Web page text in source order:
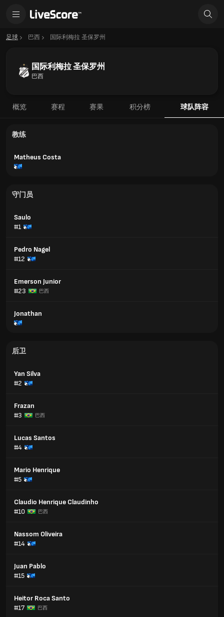
足球 巴西 国际利梅拉 圣保罗州
国际利梅拉 圣保罗州
巴西
概览 赛程 赛果 积分榜 球队阵容
教练
Matheus Costa
守门员
Saulo
#1
Pedro Nagel
#12
Emerson Junior
#23
巴西
Jonathan
后卫
Yan Silva
#2
Frazan
#3
巴西
Lucas Santos
#4
Mario Henrique
#5
Claudio Henrique Claudinho
#10
巴西
Nassom Oliveira
#14
Juan Pablo
#15
Heitor Roca Santo
#17
巴西